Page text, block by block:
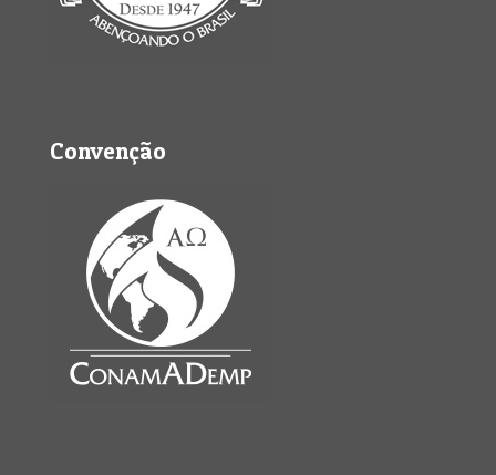
Convenção